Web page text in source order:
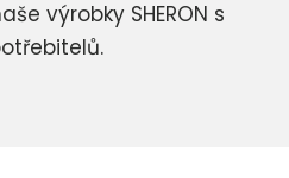
výrobky SHERON s